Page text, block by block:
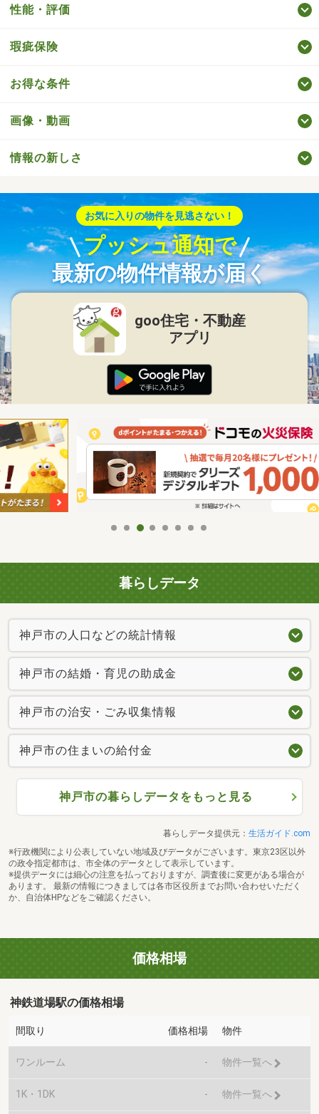
性能・評価
瑕疵保険
お得な条件
画像・動画
情報の新しさ
お気に入りの物件を見逃さない！
プッシュ通知で
最新の物件情報が届く
goo住宅・不動産
アプリ
暮らしデータ
神戸市の人口などの統計情報
神戸市の結婚・育児の助成金
神戸市の治安・ごみ収集情報
神戸市の住まいの給付金
神戸市の暮らしデータをもっと見る
暮らしデータ提供元： 生活ガイド.com
※行政機関により公表していない地域及びデータがございます。東京23区以外
の政令指定都市は、市全体のデータとして表示しています。
※提供データには細心の注意を払っておりますが、調査後に変更がある場合が
あります。 最新の情報につきましては各市区役所までお問い合わせいただく
か、自治体HPなどをご確認ください。
価格相場
神鉄道場駅の価格相場
間取り 価格相場 物件
ワンルーム - 物件一覧へ
1K・1DK - 物件一覧へ